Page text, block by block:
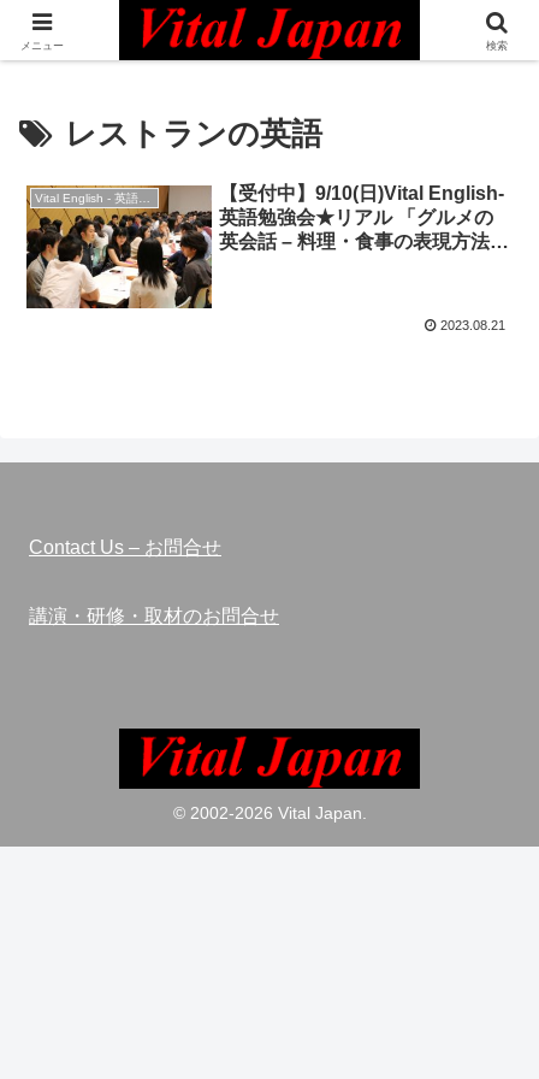
日本最大級の英語コミュニティ・Bilingual Professionals Network
レストランの英語
Vital English - 英語勉強会
【受付中】9/10(日)Vital English-
英語勉強会★リアル 「グルメの
英会話 – 料理・食事の表現方法を
2023.08.21
Contact Us – お問合せ
講演・研修・取材のお問合せ
© 2002-2026 Vital Japan.
メニュー 検索